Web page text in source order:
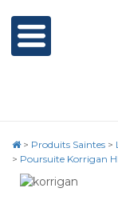
> Produits Saintes >
> Poursuite Korrigan